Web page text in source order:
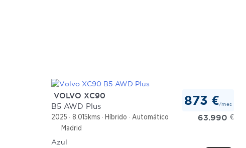
VOLVO XC90
B5 AWD Plus
2025 8.015kms Híbrido
Automático
Madrid
873 €/mes
63.990 €
Azul